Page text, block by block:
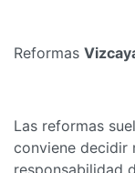
Reformas
Las reformas
conviene decidir
responsabilidad